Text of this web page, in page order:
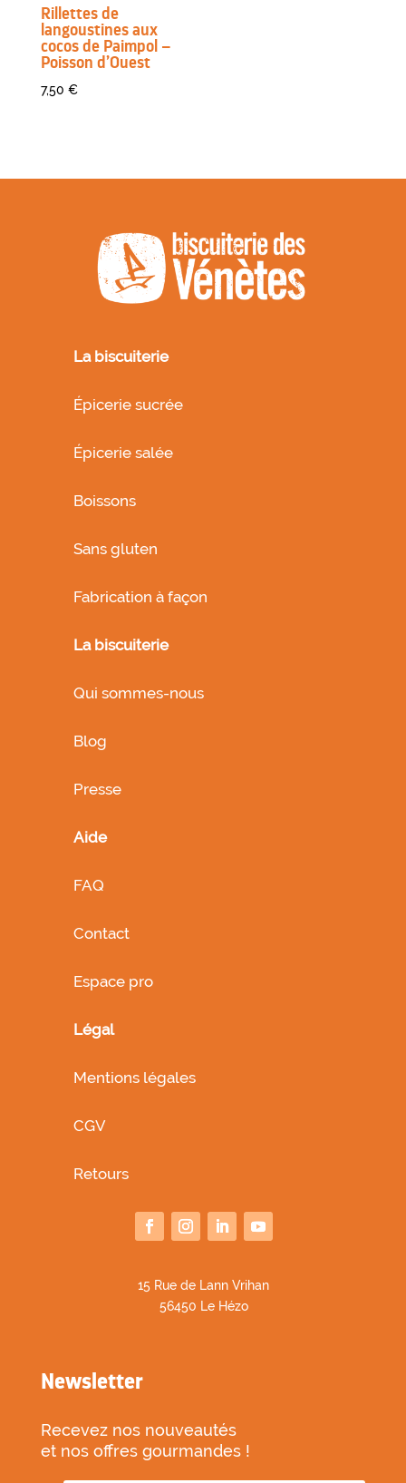
Rillettes de
langoustines aux
cocos de Paimpol –
Poisson d’Ouest
7,50 €
La biscuiterie
Épicerie sucrée
Épicerie salée
Boissons
Sans gluten
Fabrication à façon
La biscuiterie
Qui sommes-nous
Blog
Presse
Aide
FAQ
Contact
Espace pro
Légal
Mentions légales
CGV
Retours
15 Rue de Lann Vrihan
56450 Le Hézo
Newsletter
Recevez nos nouveautés
et nos offres gourmandes !